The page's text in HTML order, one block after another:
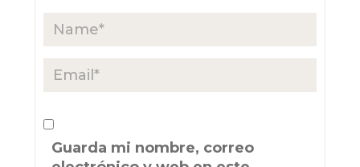
Guarda mi nombre, correo